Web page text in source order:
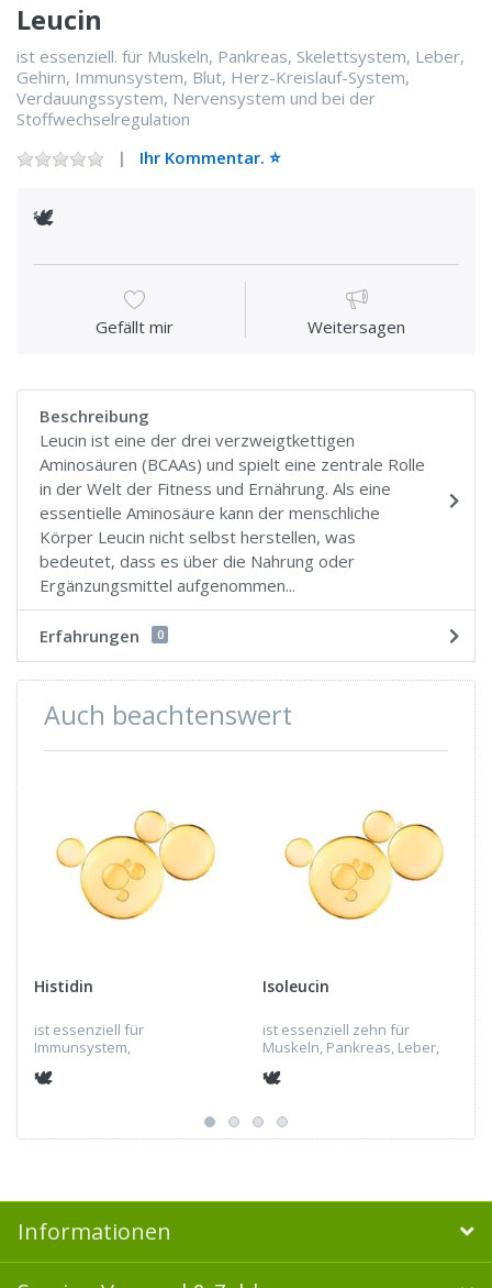
Leucin
ist essenziell. für Muskeln, Pankreas, Skelettsystem, Leber,
Gehirn, Immunsystem, Blut, Herz-Kreislauf-System,
Verdauungssystem, Nervensystem und bei der
Stoffwechselregulation
Ihr Kommentar. ⭐️
🕊
Gefällt mir Weitersagen
Beschreibung
Leucin ist eine der drei verzweigtkettigen
Aminosäuren (BCAAs) und spielt eine zentrale Rolle
in der Welt der Fitness und Ernährung. Als eine
essentielle Aminosäure kann der menschliche
Körper Leucin nicht selbst herstellen, was
bedeutet, dass es über die Nahrung oder
Ergänzungsmittel aufgenommen...
Erfahrungen 0
Auch beachtenswert
Histidin
ist essenziell für
Immunsystem,
Verdauungssystem, Blut,
reparatur.
🕊
Isoleucin
ist essenziell zehn für
Muskeln, Pankreas, Leber,
Immunsystem,
Verdauungstrakt, Haut,
Bindegewebe,
🕊
Informationen